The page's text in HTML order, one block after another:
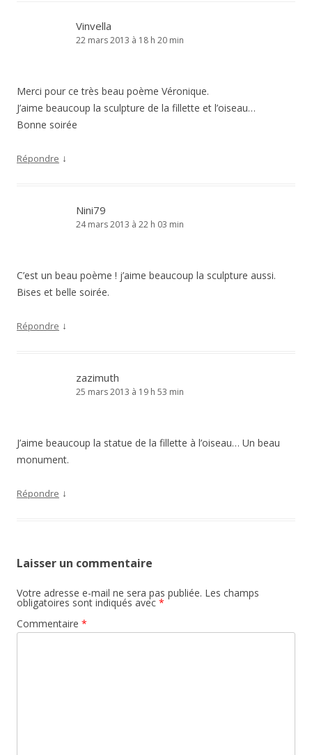
Vinvella
22 mars 2013 à 18 h 20 min
Merci pour ce très beau poème Véronique.
J’aime beaucoup la sculpture de la fillette et l’oiseau…
Bonne soirée
Répondre ↓
Nini79
24 mars 2013 à 22 h 03 min
C’est un beau poème ! j’aime beaucoup la sculpture aussi.
Bises et belle soirée.
Répondre ↓
zazimuth
25 mars 2013 à 19 h 53 min
J’aime beaucoup la statue de la fillette à l’oiseau… Un beau
monument.
Répondre ↓
Laisser un commentaire
Votre adresse e-mail ne sera pas publiée. Les champs
obligatoires sont indiqués avec *
Commentaire *